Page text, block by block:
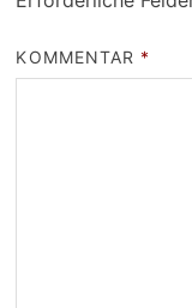
KOMMENTAR *